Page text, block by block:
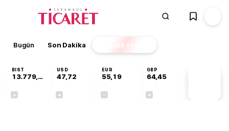
Bugün Son Dakika Finans EKSTRA
BIST
13.779,39
USD
47,72
EUR
55,19
GBP
64,45